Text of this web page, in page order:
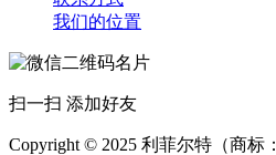
我们的位置
扫一扫 添加好友
Copyright © 2025 利菲尔特（商标